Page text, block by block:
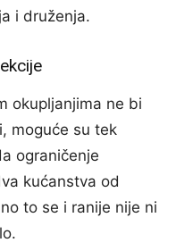
i druženja.
okupljanjima ne bi
moguće su tek
ograničenje
kućanstva od
to se i ranije nije ni